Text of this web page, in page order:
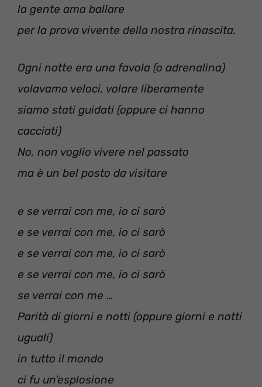
la gente ama ballare
per la prova vivente della nostra rinascita.
Ogni notte era una favola (o adrenalina)
volavamo veloci, volare liberamente
siamo stati guidati (oppure ci hanno
cacciati)
No, non voglio vivere nel passato
ma è un bel posto da visitare
e se verrai con me, io ci sarò
e se verrai con me, io ci sarò
e se verrai con me, io ci sarò
e se verrai con me, io ci sarò
se verrai con me …
Parità di giorni e notti (oppure giorni e notti
uguali)
in tutto il mondo
ci fu un’esplosione